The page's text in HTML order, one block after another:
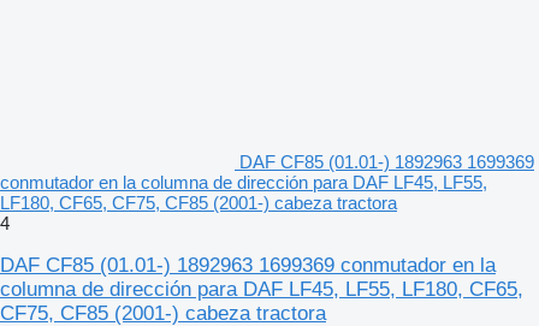
DAF CF85 (01.01-) 1892963 1699369
conmutador en la columna de dirección para DAF LF45, LF55,
LF180, CF65, CF75, CF85 (2001-) cabeza tractora
4
DAF CF85 (01.01-) 1892963 1699369 conmutador en la
columna de dirección para DAF LF45, LF55, LF180, CF65,
CF75, CF85 (2001-) cabeza tractora